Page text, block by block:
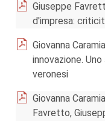
Giuseppe
d'impresa:
Giovanna
innovazione.
veronesi
Giovanna
Favretto,